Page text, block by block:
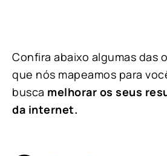
Confira abaixo algumas das
que nós mapeamos para
busca melhorar os seus
da internet.